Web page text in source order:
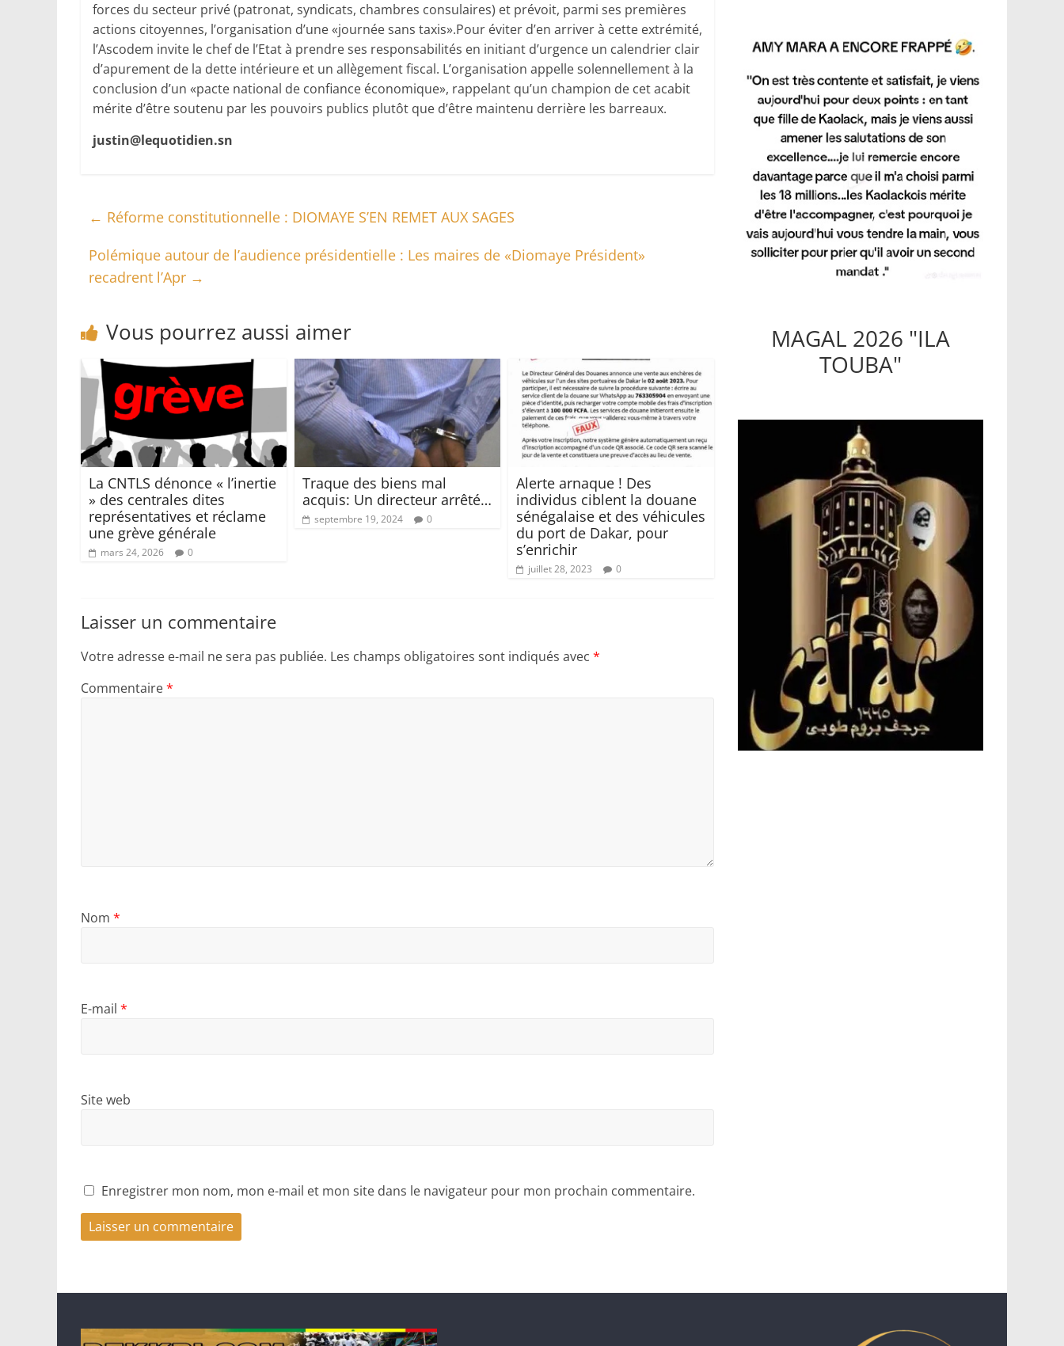
forces du secteur privé (patronat, syndicats, chambres consulaires) et prévoit, parmi ses premières
actions citoyennes, l’organisation d’une «journée sans taxis».Pour éviter d’en arriver à cette extrémité,
l’Ascodem invite le chef de l’Etat à prendre ses responsabilités en initiant d’urgence un calendrier clair
d’apurement de la dette intérieure et un allègement fiscal. L’orga­nisation appelle solennellement à la
conclusion d’un «pacte national de confiance économique», rappelant qu’un champion de cet acabit
mérite d’être soutenu par les pouvoirs publics plutôt que d’être maintenu derrière les barreaux.
justin@lequotidien.sn
← Réforme constitutionnelle : DIOMAYE S’EN REMET AUX SAGES
Polémique autour de l’audience présidentielle : Les maires de «Diomaye Président»
recadrent l’Apr →
Vous pourrez aussi aimer
La CNTLS dénonce « l’inertie
» des centrales dites
représentatives et réclame
une grève générale
mars 24, 2026 0
Traque des biens mal
acquis: Un directeur arrêté…
septembre 19, 2024 0
Alerte arnaque ! Des
individus ciblent la douane
sénégalaise et des véhicules
du port de Dakar, pour
s’enrichir
juillet 28, 2023 0
Laisser un commentaire
Votre adresse e-mail ne sera pas publiée. Les champs obligatoires sont indiqués avec *
Commentaire*
Nom *
E-mail *
Site web
Enregistrer mon nom, mon e-mail et mon site dans le navigateur pour mon prochain commentaire.
MAGAL 2026 "ILA
TOUBA"